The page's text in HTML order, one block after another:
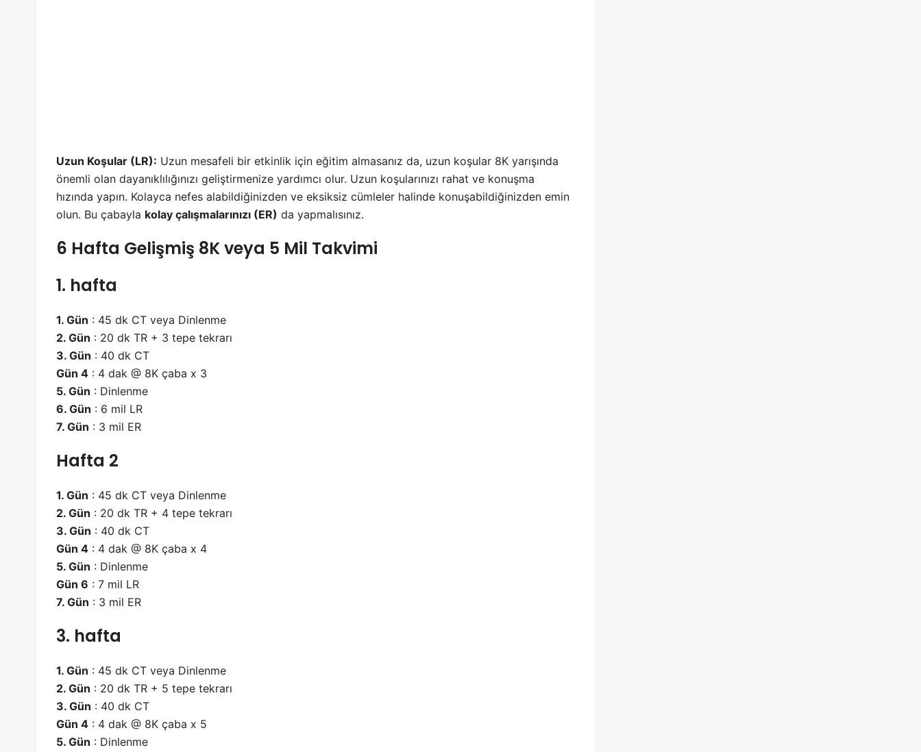
Uzun Koşular (LR): Uzun mesafeli bir etkinlik için eğitim almasanız da, uzun koşular 8K yarışında
önemli olan dayanıklılığınızı geliştirmenize yardımcı olur. Uzun koşularınızı rahat ve konuşma
hızında yapın. Kolayca nefes alabildiğinizden ve eksiksiz cümleler halinde konuşabildiğinizden emin
olun. Bu çabayla kolay çalışmalarınızı (ER) da yapmalısınız.
6 Hafta Gelişmiş 8K veya 5 Mil Takvimi
1. hafta
1. Gün : 45 dk CT veya Dinlenme
2. Gün : 20 dk TR + 3 tepe tekrarı
3. Gün : 40 dk CT
Gün 4 : 4 dak @ 8K çaba x 3
5. Gün : Dinlenme
6. Gün : 6 mil LR
7. Gün : 3 mil ER
Hafta 2
1. Gün : 45 dk CT veya Dinlenme
2. Gün : 20 dk TR + 4 tepe tekrarı
3. Gün : 40 dk CT
Gün 4 : 4 dak @ 8K çaba x 4
5. Gün : Dinlenme
Gün 6 : 7 mil LR
7. Gün : 3 mil ER
3. hafta
1. Gün : 45 dk CT veya Dinlenme
2. Gün : 20 dk TR + 5 tepe tekrarı
3. Gün : 40 dk CT
Gün 4 : 4 dak @ 8K çaba x 5
5. Gün : Dinlenme